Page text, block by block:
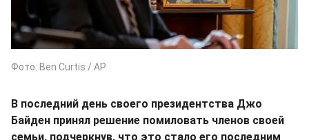
Фото: Ben Curtis / AP
В последний день своего президентства Джо
Байден принял решение помиловать членов своей
семьи, подчеркнув, что это стало его последним